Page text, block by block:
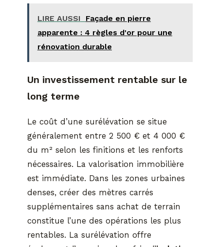
LIRE AUSSI
Façade en pierre
apparente : 4 règles d'or pour une
rénovation durable
Un investissement rentable sur le
long terme
Le coût d’une surélévation se situe
généralement entre 2 500 € et 4 000 €
du m² selon les finitions et les renforts
nécessaires. La valorisation immobilière
est immédiate. Dans les zones urbaines
denses, créer des mètres carrés
supplémentaires sans achat de terrain
constitue l’une des opérations les plus
rentables. La surélévation offre